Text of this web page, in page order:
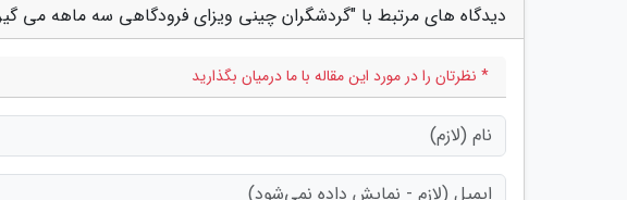
دیدگاه های مرتبط با "گردشگران چینی ویزای فرودگاهی سه ماهه می
* نظرتان را در مورد این مقاله با ما درمیان بگذارید